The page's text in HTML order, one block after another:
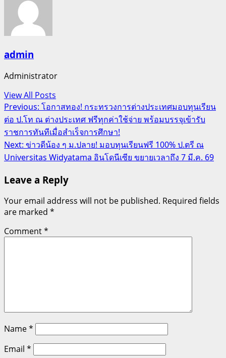
admin
Administrator
View All Posts
Post
navigation
Previous: โอกาสทอง! กระทรวงการต่างประเทศมอบทุนเรียน
ต่อ ป.โท ณ ต่างประเทศ ฟรีทุกค่าใช้จ่าย พร้อมบรรจุเข้ารับ
ราชการทันทีเมื่อสำเร็จการศึกษา!
Next: ข่าวดีน้อง ๆ ม.ปลาย! มอบทุนเรียนฟรี 100% ป.ตรี ณ
Universitas Widyatama อินโดนีเซีย ขยายเวลาถึง 7 มี.ค. 69
Leave a Reply
Your email address will not be published. Required fields
are marked *
Comment*
Name*
Email *